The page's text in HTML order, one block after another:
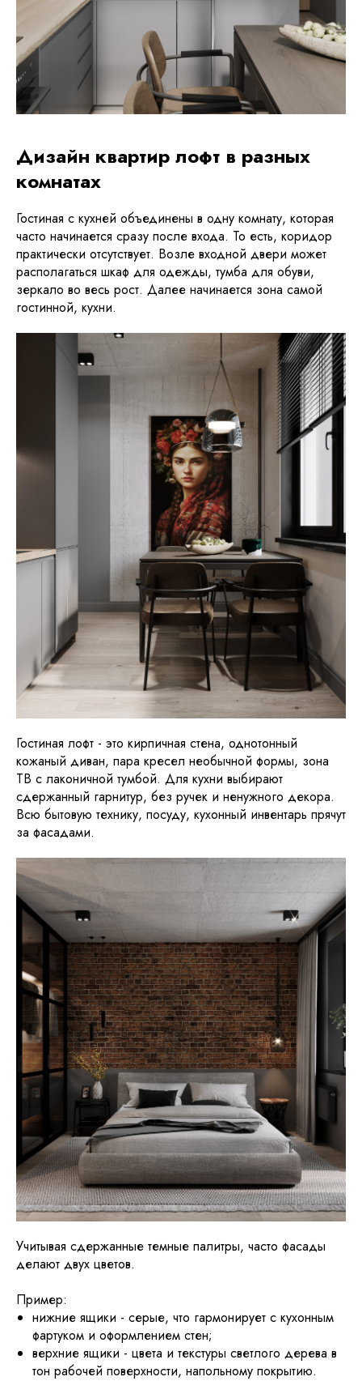
Дизайн квартир лофт в разных
комнатах
Гостиная с кухней объединены в одну комнату, которая
часто начинается сразу после входа. То есть, коридор
практически отсутствует. Возле входной двери может
располагаться шкаф для одежды, тумба для обуви,
зеркало во весь рост. Далее начинается зона самой
гостинной, кухни.
Гостиная лофт - это кирпичная стена, однотонный
кожаный диван, пара кресел необычной формы, зона
ТВ с лаконичной тумбой. Для кухни выбирают
сдержанный гарнитур, без ручек и ненужного декора.
Всю бытовую технику, посуду, кухонный инвентарь прячут
за фасадами.
Учитывая сдержанные темные палитры, часто фасады
делают двух цветов.
Пример:
нижние ящики - серые, что гармонирует с кухонным
фартуком и оформлением стен;
верхние ящики - цвета и текстуры светлого дерева в
тон рабочей поверхности, напольному покрытию.